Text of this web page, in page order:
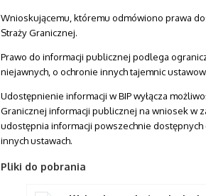
Wnioskującemu, któremu odmówiono prawa
Straży Granicznej.
Prawo do informacji publicznej podlega
niejawnych, o ochronie innych tajemnic
Udostępnienie informacji w BIP wyłącza
Granicznej informacji publicznej na wniosek w
udostępnia informacji powszechnie
innych ustawach.
Pliki do pobrania